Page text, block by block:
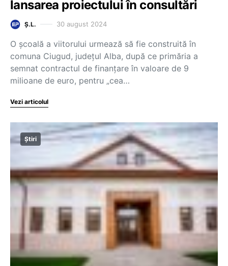
lansarea proiectului în consultări
Ș.L. 30 august 2024
O școală a viitorului urmează să fie construită în
comuna Ciugud, județul Alba, după ce primăria a
semnat contractul de finanțare în valoare de 9
milioane de euro, pentru „cea…
Vezi articolul
Știri